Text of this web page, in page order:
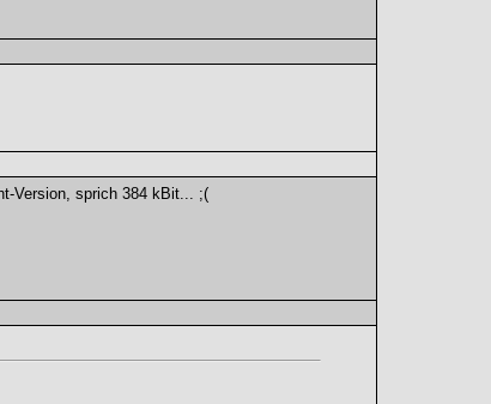
Version, sprich 384 kBit... ;(